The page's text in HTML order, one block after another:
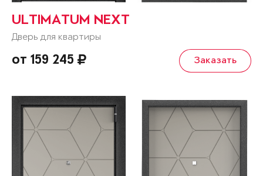
ULTIMATUM NEXT
Дверь для квартиры
от 159 245 Заказать